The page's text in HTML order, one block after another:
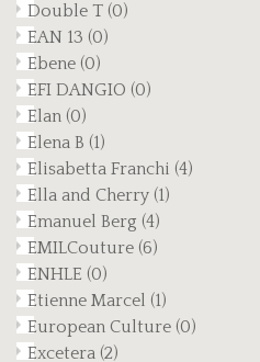
Double T (0)
EAN 13 (0)
Ebene (0)
EFI DANGIO (0)
Elan (0)
Elena B (1)
Elisabetta Franchi (4)
Ella and Cherry (1)
Emanuel Berg (4)
EMILCouture (6)
ENHLE (0)
Etienne Marcel (1)
European Culture (0)
Excetera (2)